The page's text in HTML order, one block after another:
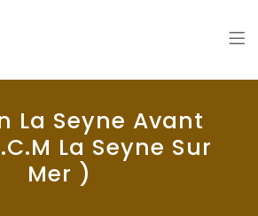
La Seyne Avant
La Seyne Sur
Mer )